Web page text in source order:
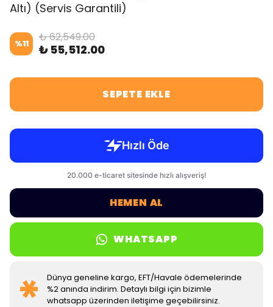
Altı) (Servis Garantili)
%11 ₺ 62,549.00
₺ 55,512.00
SEPETE EKLE
HEMEN AL
WHATSAPP
Dünya geneline kargo, EFT/Havale ödemelerinde
%2 anında indirim. Detaylı bilgi için bizimle
whatsapp üzerinden iletişime geçebilirsiniz.